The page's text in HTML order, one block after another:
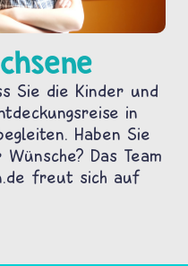
Sie die Kinder und
in
Haben Sie
Das Team
freut sich auf